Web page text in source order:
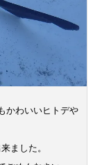
かわいいヒトデや
ました。